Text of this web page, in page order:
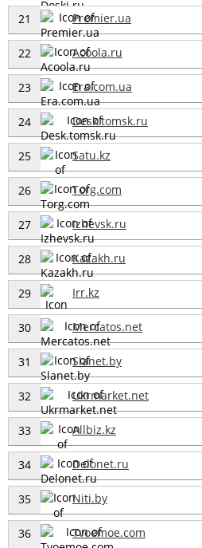
21 Premier.ua
22 Acoola.ru
23 Era.com.ua
24 Desk.tomsk.ru
25 Satu.kz
26 Torg.com
27 Izhevsk.ru
28 Kazakh.ru
29 Irr.kz
30 Mercatos.net
31 Slanet.by
32 Ukrmarket.net
33 Allbiz.kz
34 Delonet.ru
35 Niti.by
36 Tvoemoe.com